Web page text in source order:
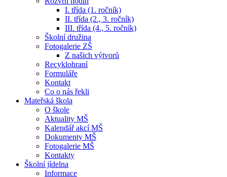
I. třída (1. ročník)
II. třída (2., 3. ročník)
III. třída (4., 5. ročník)
Školní družina
Fotogalerie ZŠ
Z našich výtvorů
Recyklohraní
Formuláře
Kontakt
Co o nás řekli
Mateřská škola
O škole
Aktuality MŠ
Kalendář akcí MŠ
Dokumenty MŠ
Fotogalerie MŠ
Kontakty
Školní jídelna
Informace